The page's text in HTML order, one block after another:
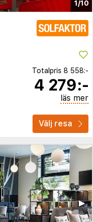
1/10
Totalpris 8 558:-
4 279:-
läs mer
Välj resa
▶︎